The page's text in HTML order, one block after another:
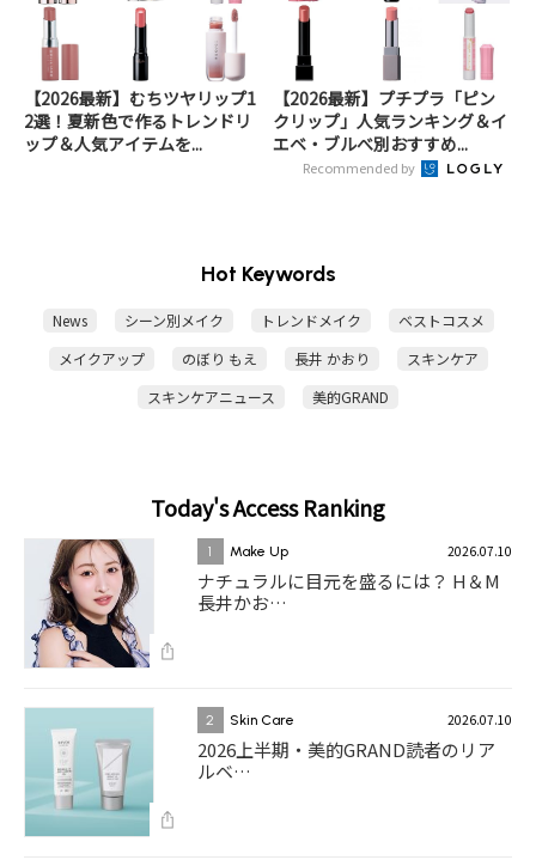
【2026最新】むちツヤリップ1
2選！夏新色で作るトレンドリ
ップ＆人気アイテムを...
【2026最新】プチプラ「ピン
クリップ」人気ランキング＆イ
エベ・ブルべ別おすすめ...
Recommended by
Hot Keywords
News シーン別メイク トレンドメイク
ベストコスメ
メイクアップ
のぼり もえ 長井 かおり
スキンケア
スキンケアニュース
美的GRAND
Today's Access Ranking
1 Make Up 2026.07.10
ナチュラルに目元を盛るには？ H＆M
長井かお…
2 Skin Care 2026.07.10
2026上半期・美的GRAND読者のリア
ルベ…